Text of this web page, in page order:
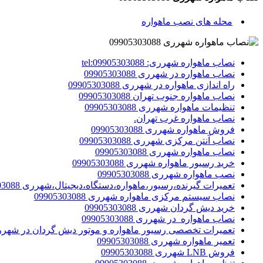
محله های نصب ماهواره
نصاب ماهواره شهرری: tel:09905303088
نصاب ماهواره در شهرری 09905303088
راه اندازی ماهواره در شهرری 09905303088
نصاب ماهواره جنوب تهران 09905303088
تنظیمات ماهواره شهرری 09905303088
نصاب ماهواره غرب تهران.
فروش ماهواره شهرری 09905303088
نصاب آنتن مرکزی شهرری 09905303088
نصاب ماهواره شهرری 09905303088
خرید رسیور ماهواره شهرری 09905303088
نصب ماهواره شهرری 09905303088
تعمیرات گیرنده،رسیور،ماهواره،دستگاه،دیجیتال،شهرری 09905303088
نصاب سیستم مرکزی ماهواره شهرری 09905303088
خرید دیش گردان شهرری 09905303088
نصاب ماهواره در شهرری 09905303088
تعمیرات تخصصی رسیور ماهواره و موتور دیش گردان در
تعمیر ماهواره شهرری 09905303088
فروش LNB شهرری 09905303088